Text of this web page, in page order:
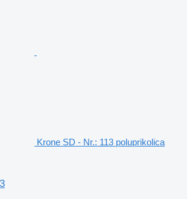
Krone SD - Nr.: 113 poluprikolica